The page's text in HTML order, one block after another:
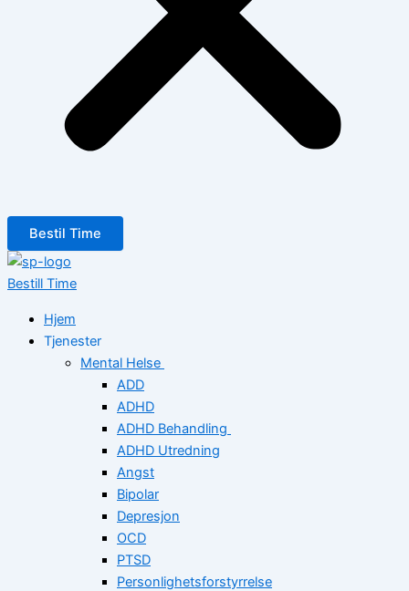
Bestil Time
Bestill Time
Hjem
Tjenester
Mental Helse
ADD
ADHD
ADHD Behandling
ADHD Utredning
Angst
Bipolar
Depresjon
OCD
PTSD
Personlighetsforstyrrelse